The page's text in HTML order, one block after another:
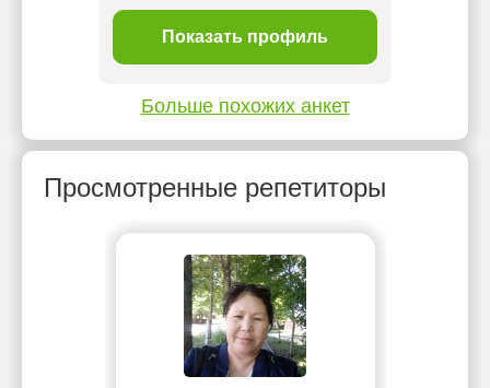
Показать профиль
Больше похожих анкет
Просмотренные репетиторы